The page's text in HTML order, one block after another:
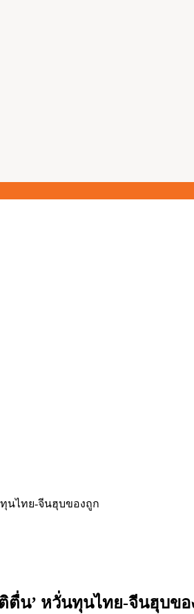
นไทย-จีนฮุบของถูก
ตื่น’ หวั่นทุนไทย-จีนฮุบขอ